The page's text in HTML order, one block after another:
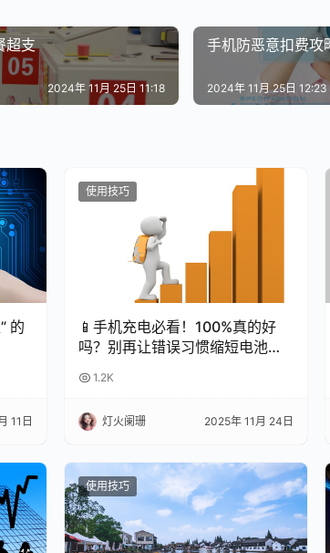
超支
2024年 11月 25日 11:18
手机防恶意扣费攻
2024年 11月 25日 12:23
的
11日
使用技巧
📱手机充电必看！100%真的好
吗？别再让错误习惯缩短电池寿
1.2K
灯火阑珊 2025年 11月 24日
使用技巧